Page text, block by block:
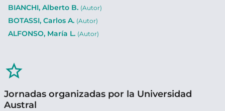
BIANCHI, Alberto B. (Autor)
BOTASSI, Carlos A. (Autor)
ALFONSO, María L. (Autor)
star_border
Jornadas organizadas por la Universidad
Austral